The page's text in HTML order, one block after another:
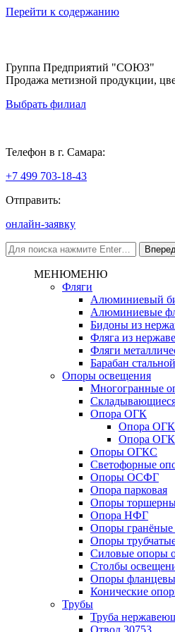
Перейти к содержанию
Группа Предприятий "СОЮЗ"
Продажа метизной продукции,
Выбрать филиал
Телефон в г. Самара:
+7 499 703-18-43
Отправить:
онлайн-заявку
МЕНЮМЕНЮ
Фляги
Алюминиевый
Алюминиевые
Бидоны из
Фляга из
Фляги
Барабан
Опоры освещения
Многогранные
Опора ОГК
Опора
Опора
Опоры ОГКС
Светофорные
Опоры ОСФГ
Опора парковая
Опоры
Опора НФГ
Опоры
Опоры
Силовые опоры
Столбы
Опоры
Конические
Трубы
Труба
Отвод 30753